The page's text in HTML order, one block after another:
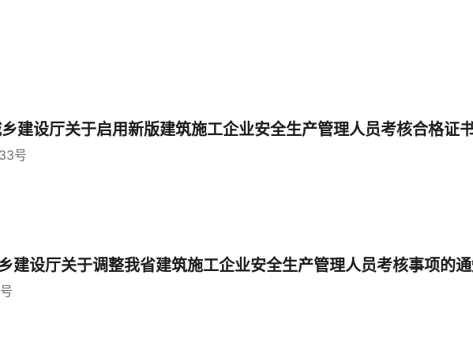
建设厅关于启用新版建筑施工企业安全生产管理人员考核合格证
号
建设厅关于调整我省建筑施工企业安全生产管理人员考核事项的通